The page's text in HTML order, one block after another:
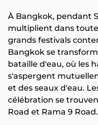
À Bangkok, pendant
multiplient dans
grands festivals
Bangkok se
bataille d'eau, où les
s'aspergent
et des seaux d'eau.
célébration se
Road et Rama 9 Road.